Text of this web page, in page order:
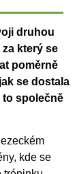
druhou
který se
poměrně
se dostala
to společně
kde se